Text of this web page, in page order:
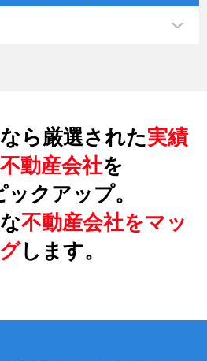
ら厳選された実績
動産会社を
クアップ。
不動産会社をマッ
します。